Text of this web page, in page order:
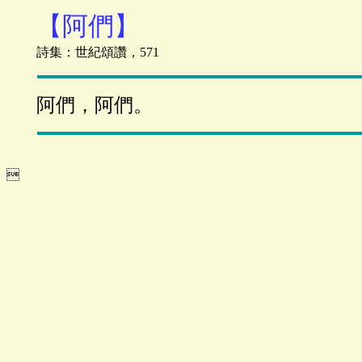
【阿們】
詩集：世紀頌讚，571
阿們，阿們。
